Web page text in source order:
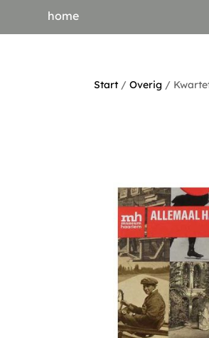
home
Start / Overig /